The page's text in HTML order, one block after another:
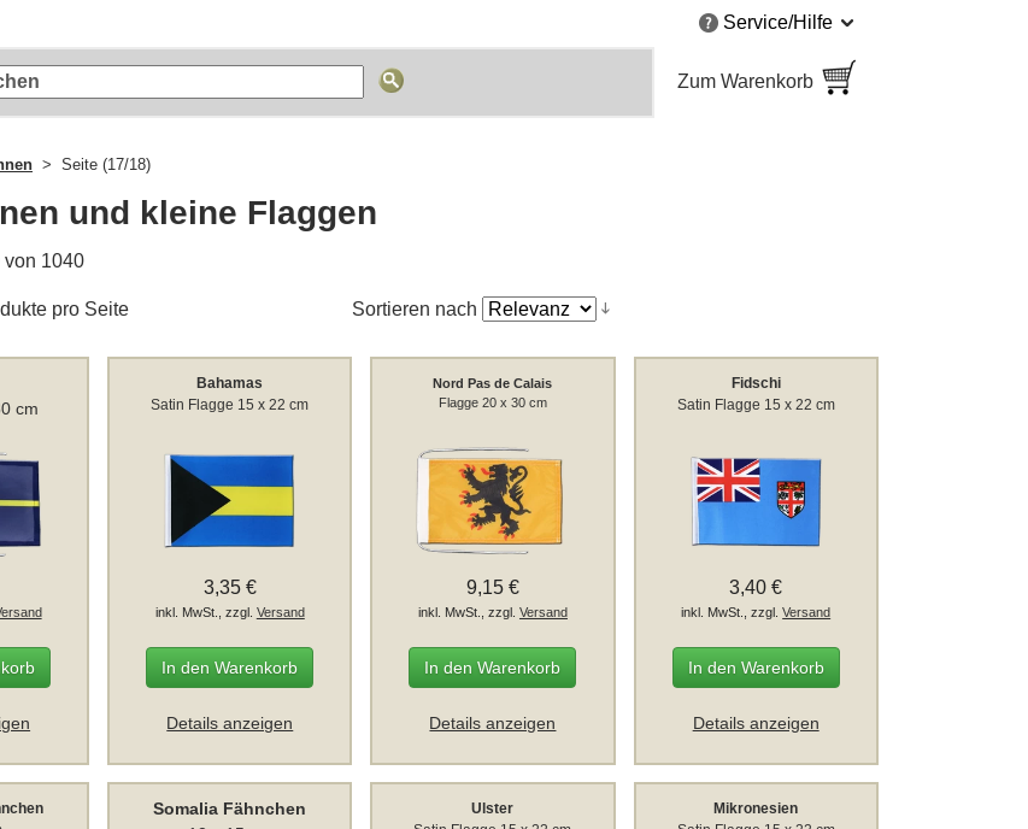
Service/Hilfe
Zum Warenkorb
Seite (17/18)
und kleine Flaggen
von 1040
pro Seite Sortieren nach
cm
Bahamas
Satin Flagge 15 x 22 cm
3,35 €
inkl. MwSt., zzgl. Versand
In den Warenkorb
Details anzeigen
Nord Pas de Calais
Flagge 20 x 30 cm
9,15 €
inkl. MwSt., zzgl. Versand
In den Warenkorb
Details anzeigen
Fidschi
Satin Flagge 15 x 22 cm
3,40 €
inkl. MwSt., zzgl.Versand
In den Warenkorb
Details anzeigen
Somalia Fähnchen
Ulster
Mikronesien